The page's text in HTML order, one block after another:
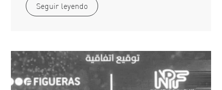
Seguir leyendo